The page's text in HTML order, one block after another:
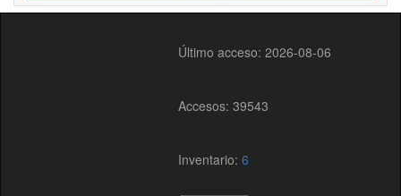
Último acceso: 2026-08-06
Accesos: 39543
Inventario:6